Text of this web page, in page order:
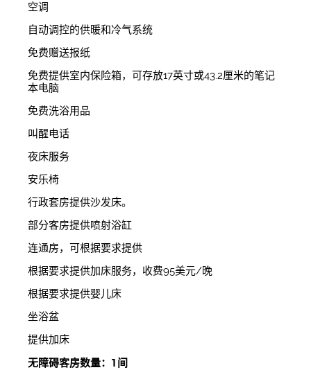
空调
自动调控的供暖和冷气系统
免费赠送报纸
免费提供室内保险箱，可存放17英寸或43.2厘米的笔记
本电脑
免费洗浴用品
叫醒电话
夜床服务
安乐椅
行政套房提供沙发床。
部分客房提供喷射浴缸
连通房，可根据要求提供
根据要求提供加床服务，收费95美元/晚
根据要求提供婴儿床
坐浴盆
提供加床
无障碍客房数量：1间